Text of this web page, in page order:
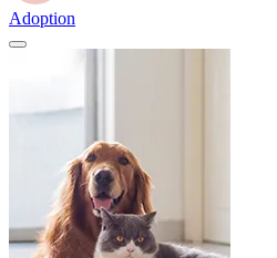
Adoption